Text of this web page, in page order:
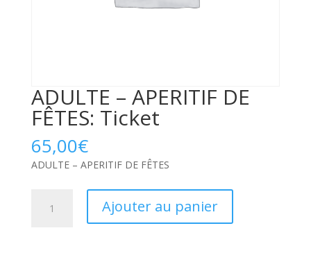
ADULTE – APERITIF DE
FÊTES: Ticket
65,00€
ADULTE – APERITIF DE FÊTES
Ajouter au panier